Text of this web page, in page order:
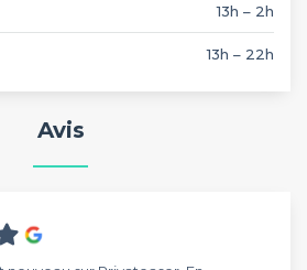
13h – 2h
13h – 22h
Avis